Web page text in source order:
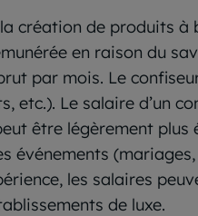
création de produits à
en raison du
par mois. Le
etc.). Le salaire d’un
être légèrement
événements
les salaires
de luxe.